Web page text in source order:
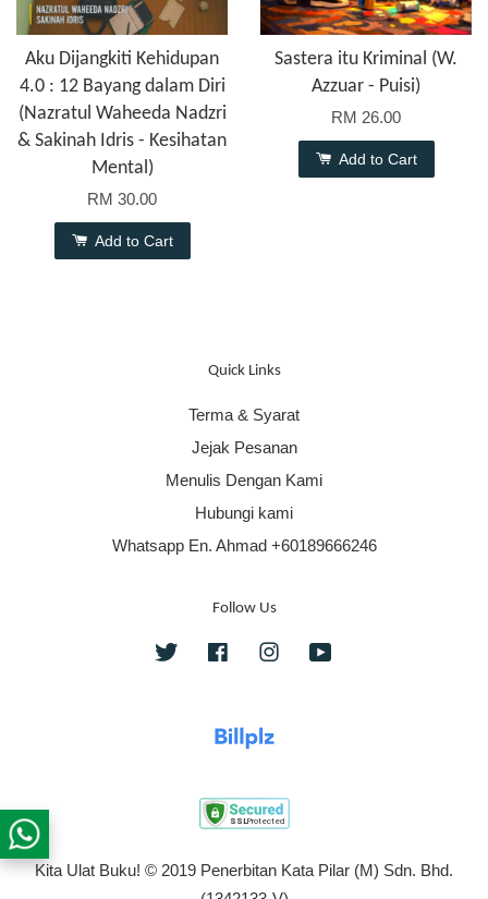
Aku Dijangkiti Kehidupan
4.0 : 12 Bayang dalam Diri
(Nazratul Waheeda Nadzri
& Sakinah Idris - Kesihatan
Mental)
RM 30.00
Add to Cart
Sastera itu Kriminal (W.
Azzuar - Puisi)
RM 26.00
Add to Cart
Quick Links
Terma & Syarat
Jejak Pesanan
Menulis Dengan Kami
Hubungi kami
Whatsapp En. Ahmad +60189666246
Follow Us
Twitter FacebookInstagram
Kita Ulat Buku! © 2019 Penerbitan Kata Pilar (M) Sdn. Bhd.